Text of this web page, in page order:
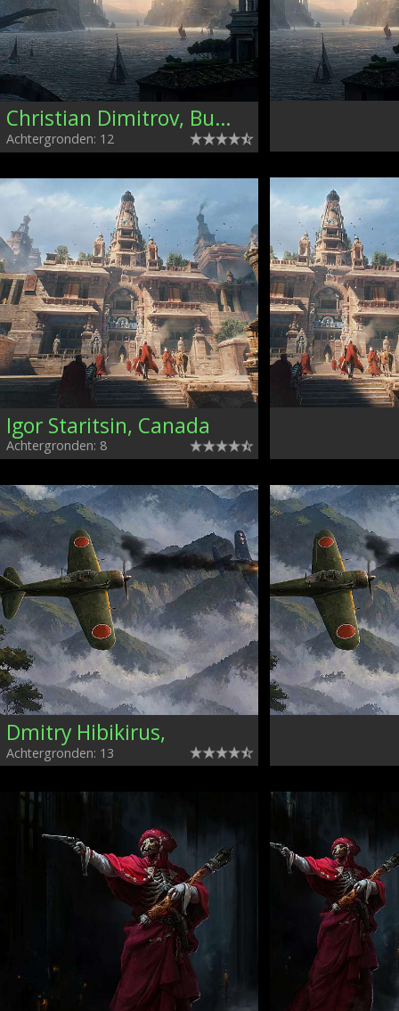
Christian Dimitrov, Bulgaria
Achtergronden: 12
Igor Staritsin, Canada
Achtergronden: 8
Dmitry Hibikirus,
Achtergronden: 13